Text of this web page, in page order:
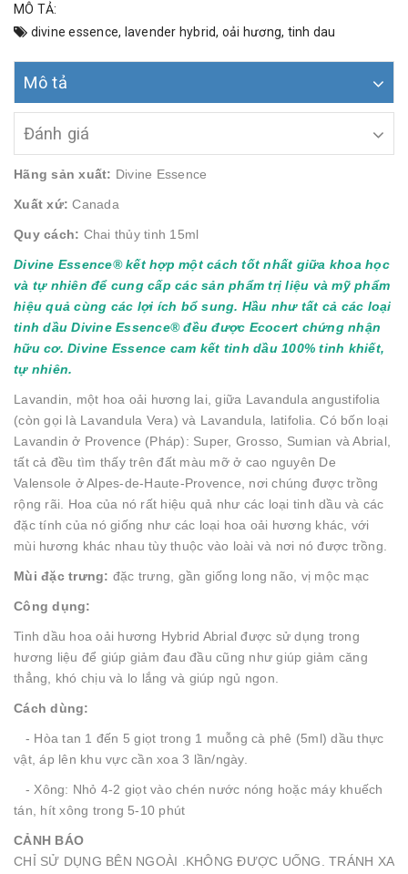
MÔ TẢ:
divine essence, lavender hybrid, oải hương, tinh dau
Mô tả
Đánh giá
Hãng sản xuất: Divine Essence
Xuất xứ: Canada
Quy cách: Chai thủy tinh 15ml
Divine Essence® kết hợp một cách tốt nhất giữa khoa học
và tự nhiên để cung cấp các sản phẩm trị liệu và mỹ phẩm
hiệu quả cùng các lợi ích bổ sung. Hầu như tất cả các loại
tinh dầu Divine Essence® đều được Ecocert chứng nhận
hữu cơ. Divine Essence cam kết tinh dầu 100% tinh khiết,
tự nhiên.
Lavandin, một hoa oải hương lai, giữa Lavandula angustifolia
(còn gọi là Lavandula Vera) và Lavandula, latifolia. Có bốn loại
Lavandin ở Provence (Pháp): Super, Grosso, Sumian và Abrial,
tất cả đều tìm thấy trên đất màu mỡ ở cao nguyên De
Valensole ở Alpes-de-Haute-Provence, nơi chúng được trồng
rộng rãi. Hoa của nó rất hiệu quả như các loại tinh dầu và các
đặc tính của nó giống như các loại hoa oải hương khác, với
mùi hương khác nhau tùy thuộc vào loài và nơi nó được trồng.
Mùi đặc trưng: đặc trưng, gần giống long não, vị mộc mạc
Công dụng:
Tinh dầu hoa oải hương Hybrid Abrial được sử dụng trong
hương liệu để giúp giảm đau đầu cũng như giúp giảm căng
thẳng, khó chịu và lo lắng và giúp ngủ ngon.
Cách dùng:
- Hòa tan 1 đến 5 giọt trong 1 muỗng cà phê (5ml) dầu thực
vật, áp lên khu vực cần xoa 3 lần/ngày.
- Xông: Nhỏ 4-2 giọt vào chén nước nóng hoặc máy khuếch
tán, hít xông trong 5-10 phút
CẢNH BÁO
CHỈ SỬ DỤNG BÊN NGOÀI .KHÔNG ĐƯỢC UỐNG. TRÁNH XA